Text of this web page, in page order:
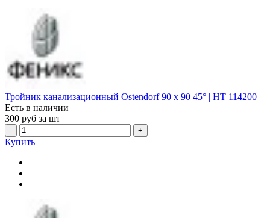
Тройник канализационный Ostendorf 90 х 90 45° | HT 114200
Есть в наличии
300 руб за шт
- +
Купить